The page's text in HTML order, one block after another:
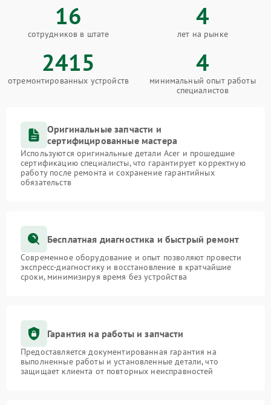
16
сотрудников в штате
4
лет на рынке
2415
отремонтированных устройств
4
минимальный опыт работы
специалистов
Оригинальные запчасти и
сертифицированные мастера
Используются оригинальные детали Acer и прошедшие
сертификацию специалисты, что гарантирует корректную
работу после ремонта и сохранение гарантийных
обязательств
Бесплатная диагностика и быстрый ремонт
Современное оборудование и опыт позволяют провести
экспресс-диагностику и восстановление в кратчайшие
сроки, минимизируя время без устройства
Гарантия на работы и запчасти
Предоставляется документированная гарантия на
выполненные работы и установленные детали, что
защищает клиента от повторных неисправностей